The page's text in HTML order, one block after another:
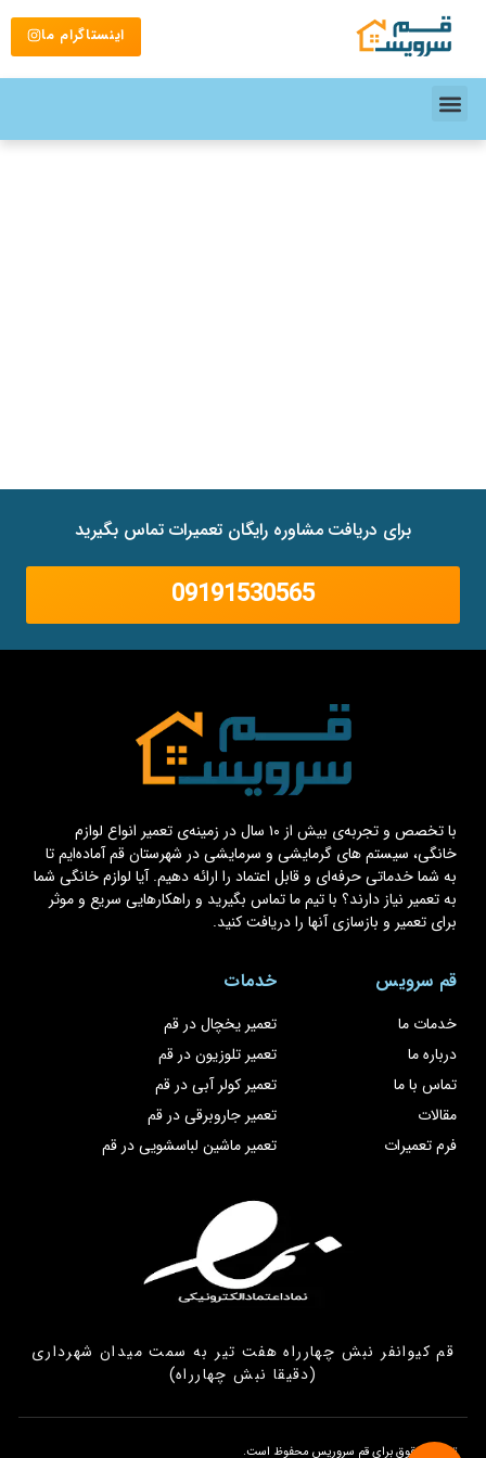
اینستاگرام ما
برای دریافت مشاوره رایگان تعمیرات تماس بگیرید
09191530565
با تخصص و تجربه‌ی بیش از ۱۰ سال در زمینه‌ی تعمیر انواع لوازم
خانگی، سیستم های گرمایشی و سرمایشی در شهرستان قم آماده‌ایم تا
به شما خدماتی حرفه‌ای و قابل اعتماد را ارائه دهیم. آیا لوازم خانگی شما
به تعمیر نیاز دارند؟ با تیم ما تماس بگیرید و راهکارهایی سریع و موثر
برای تعمیر و بازسازی آنها را دریافت کنید.
قم سرویس
خدمات ما
درباره ما
تماس با ما
مقالات
فرم تعمیرات
خدمات
تعمیر یخچال در قم
تعمیر تلوزیون در قم
تعمیر کولر آبی در قم
تعمیر جاروبرقی در قم
تعمیر ماشین لباسشویی در قم
قم کیوانفر نبش چهارراه هفت تیر به سمت میدان شهرداری
(دقیقا نبش چهارراه)
تمامی حقوق برای قم سروریس محفوظ است.